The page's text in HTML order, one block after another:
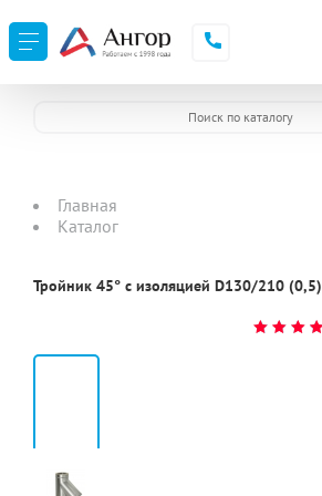
Главная
Каталог
Тройник 45° с изоляцией D130/210 (0,5)